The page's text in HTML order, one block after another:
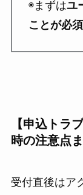
◉まずはユ
ことが必須
【申込トラ
時の注意点
受付直後はア